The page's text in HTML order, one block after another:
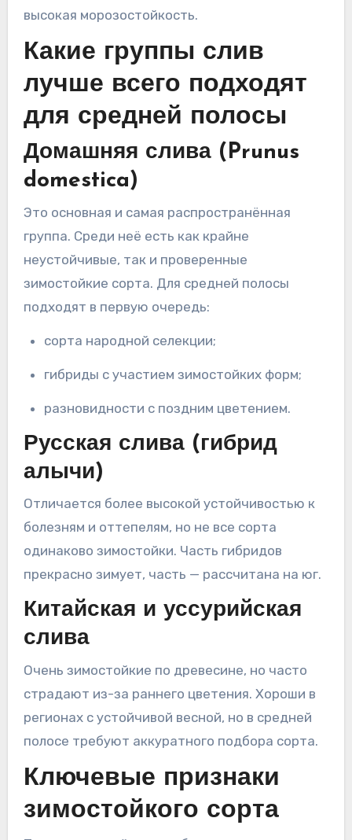
высокая морозостойкость.
Какие группы слив
лучше всего подходят
для средней полосы
Домашняя слива (Prunus
domestica)
Это основная и самая распространённая
группа. Среди неё есть как крайне
неустойчивые, так и проверенные
зимостойкие сорта. Для средней полосы
подходят в первую очередь:
сорта народной селекции;
гибриды с участием зимостойких форм;
разновидности с поздним цветением.
Русская слива (гибрид
алычи)
Отличается более высокой устойчивостью к
болезням и оттепелям, но не все сорта
одинаково зимостойки. Часть гибридов
прекрасно зимует, часть — рассчитана на юг.
Китайская и уссурийская
слива
Очень зимостойкие по древесине, но часто
страдают из-за раннего цветения. Хороши в
регионах с устойчивой весной, но в средней
полосе требуют аккуратного подбора сорта.
Ключевые признаки
зимостойкого сорта